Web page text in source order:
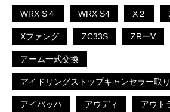
WRX S４ WRX S4 X２
Xファング ZC33S ZRーV
アーム一式交換
アイドリングストップキャンセラー取
アイバッハ アウディ アウト